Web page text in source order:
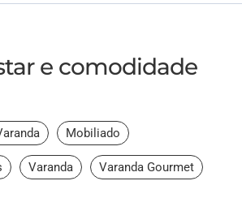
e comodidade
Mobiliado
Varanda Varanda Gourmet